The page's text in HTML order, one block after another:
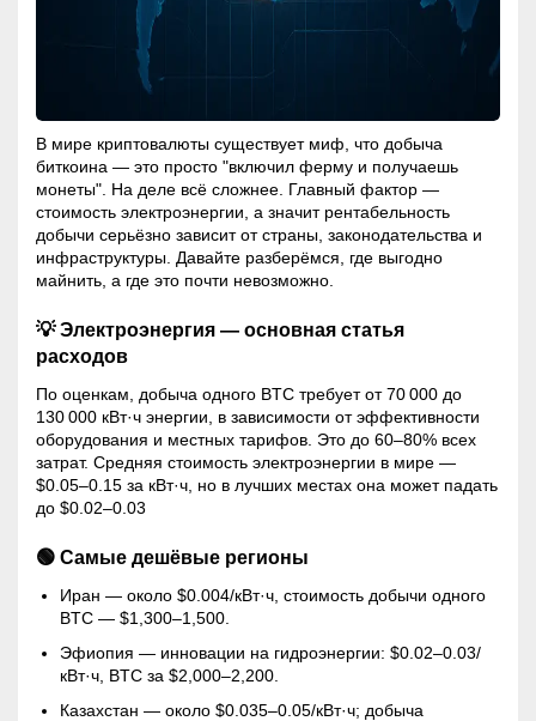
В мире криптовалюты существует миф, что добыча
биткоина — это просто "включил ферму и получаешь
монеты". На деле всё сложнее. Главный фактор —
стоимость электроэнергии, а значит рентабельность
добычи серьёзно зависит от страны, законодательства и
инфраструктуры. Давайте разберёмся, где выгодно
майнить, а где это почти невозможно.
💡 Электроэнергия — основная статья
расходов
По оценкам, добыча одного BTC требует от 70 000 до
130 000 кВт·ч энергии, в зависимости от эффективности
оборудования и местных тарифов. Это до 60–80% всех
затрат. Средняя стоимость электроэнергии в мире —
$0.05–0.15 за кВт·ч, но в лучших местах она может падать
до $0.02–0.03
🟢 Самые дешёвые регионы
Иран — около $0.004/кВт·ч, стоимость добычи одного
BTC — $1,300–1,500.
Эфиопия — инновации на гидроэнергии: $0.02–0.03/
кВт·ч, BTC за $2,000–2,200.
Казахстан — около $0.035–0.05/кВт·ч; добыча